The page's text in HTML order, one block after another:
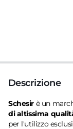
Descrizione
Schesir è un
di altissima
per l'utilizzo